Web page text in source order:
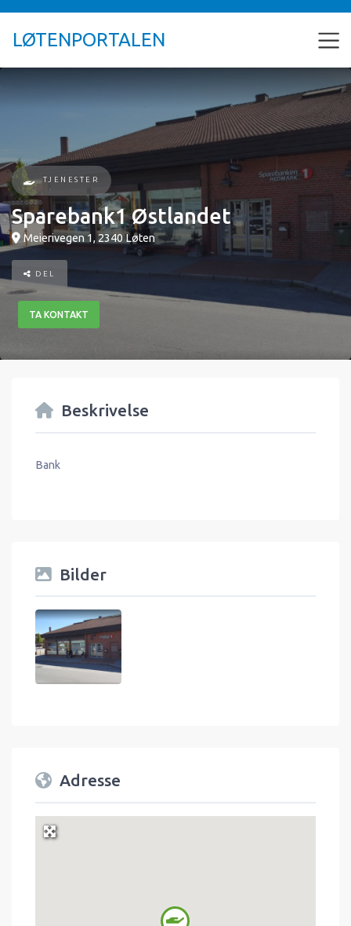
LØTENPORTALEN
TJENESTER
Sparebank1 Østlandet
Meierivegen 1, 2340 Løten
DEL
TA KONTAKT
Beskrivelse
Bank
Bilder
Adresse